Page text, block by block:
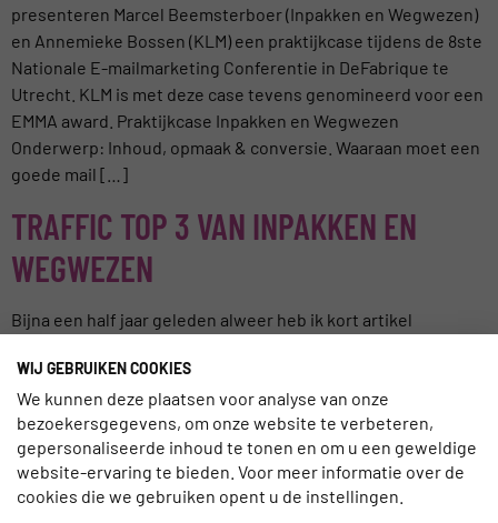
presenteren Marcel Beemsterboer (Inpakken en Wegwezen)
en Annemieke Bossen (KLM) een praktijkcase tijdens de 8ste
Nationale E-mailmarketing Conferentie in DeFabrique te
Utrecht. KLM is met deze case tevens genomineerd voor een
EMMA award. Praktijkcase Inpakken en Wegwezen
Onderwerp: Inhoud, opmaak & conversie. Waaraan moet een
goede mail […]
TRAFFIC TOP 3 VAN INPAKKEN EN
WEGWEZEN
Bijna een half jaar geleden alweer heb ik kort artikel
persbericht over de enorme bezoekersaantallen van
Inpakken en Wegwezen. En toegegeven Inpakken en
Wegwezen heeft in korte tijd een goede positie ingenomen
in de online reisbranche. Meer dan 2 miljoen bezoekers per
maand is toch niet niks. Volgens […]
WIJ GEBRUIKEN COOKIES
We kunnen deze plaatsen voor analyse van onze
bezoekersgegevens, om onze website te verbeteren,
gepersonaliseerde inhoud te tonen en om u een geweldige
website-ervaring te bieden. Voor meer informatie over de
cookies die we gebruiken opent u de instellingen.